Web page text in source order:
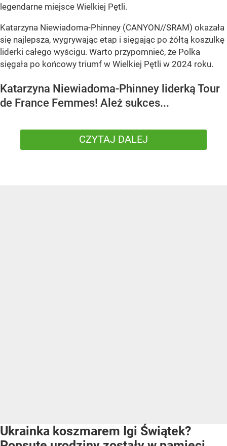
legendarne miejsce Wielkiej Pętli.
Katarzyna Niewiadoma-Phinney (CANYON//SRAM) okazała
się najlepsza, wygrywając etap i sięgając po żółtą koszulkę
liderki całego wyścigu. Warto przypomnieć, że Polka
sięgała po końcowy triumf w Wielkiej Pętli w 2024 roku.
Katarzyna Niewiadoma-Phinney liderką Tour
de France Femmes! Ależ sukces...
CZYTAJ DALEJ
Ukrainka koszmarem Igi Świątek?